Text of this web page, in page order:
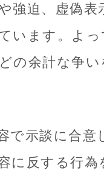
強迫、虚偽
います。よ
の余計な争
で示談に合意
に反する行為